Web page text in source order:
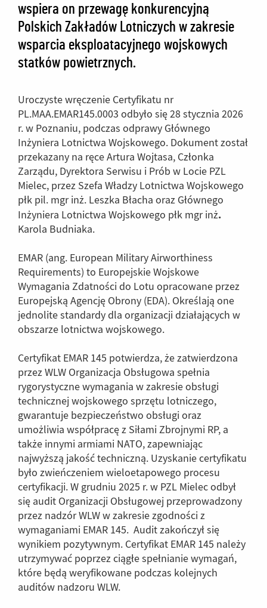
wspiera on przewagę konkurencyjną
Polskich Zakładów Lotniczych w zakresie
wsparcia eksploatacyjnego wojskowych
statków powietrznych.
Uroczyste wręczenie Certyfikatu nr
PL.MAA.EMAR145.0003 odbyło się 28 stycznia 2026
r. w Poznaniu, podczas odprawy Głównego
Inżyniera Lotnictwa Wojskowego. Dokument został
przekazany na ręce Artura Wojtasa, Członka
Zarządu, Dyrektora Serwisu i Prób w Locie PZL
Mielec, przez Szefa Władzy Lotnictwa Wojskowego
płk pil. mgr inż. Leszka Błacha oraz Głównego
Inżyniera Lotnictwa Wojskowego płk mgr inż.
Karola Budniaka.
EMAR (ang. European Military Airworthiness
Requirements) to Europejskie Wojskowe
Wymagania Zdatności do Lotu opracowane przez
Europejską Agencję Obrony (EDA). Określają one
jednolite standardy dla organizacji działających w
obszarze lotnictwa wojskowego.
Certyfikat EMAR 145 potwierdza, że zatwierdzona
przez WLW Organizacja Obsługowa spełnia
rygorystyczne wymagania w zakresie obsługi
technicznej wojskowego sprzętu lotniczego,
gwarantuje bezpieczeństwo obsługi oraz
umożliwia współpracę z Siłami Zbrojnymi RP, a
także innymi armiami NATO, zapewniając
najwyższą jakość techniczną. Uzyskanie certyfikatu
było zwieńczeniem wieloetapowego procesu
certyfikacji. W grudniu 2025 r. w PZL Mielec odbył
się audit Organizacji Obsługowej przeprowadzony
przez nadzór WLW w zakresie zgodności z
wymaganiami EMAR 145. Audit zakończył się
wynikiem pozytywnym. Certyfikat EMAR 145 należy
utrzymywać poprzez ciągłe spełnianie wymagań,
które będą weryfikowane podczas kolejnych
auditów nadzoru WLW.